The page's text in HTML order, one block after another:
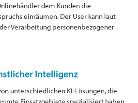
dem Kunden die
einräumen. Der User kann laut
der Verarbeitung personenbezogener
Intelligenz
unterschiedlichen KI-Lösungen, die
Einsatzgebiete spezialisiert haben.